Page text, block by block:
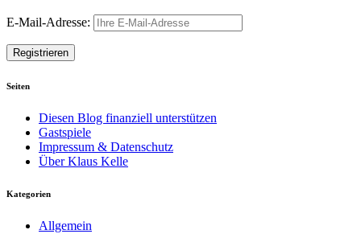
E-Mail-Adresse:
Seiten
Diesen Blog finanziell unterstützen
Gastspiele
Impressum & Datenschutz
Über Klaus Kelle
Kategorien
Allgemein